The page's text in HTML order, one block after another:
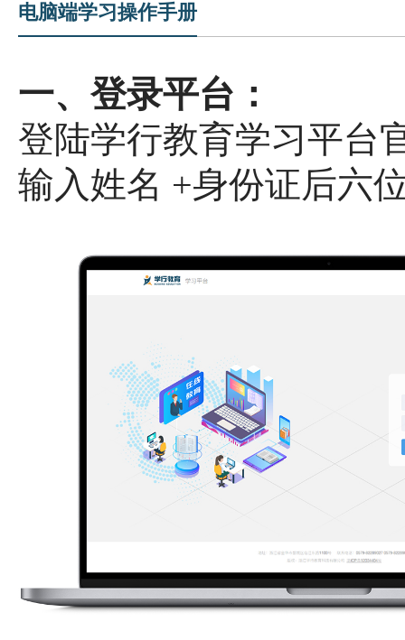
电脑端学习操作手册
一、登录平台：
登陆学行教育学习平台
输入姓名 +身份证后六